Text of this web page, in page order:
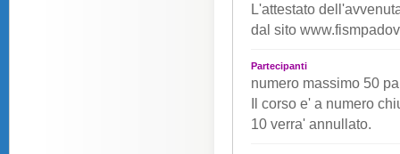
L'attestato
dal sito
Partecipanti
numero massimo 50
Il corso e' a numero
10 verra' annullato.